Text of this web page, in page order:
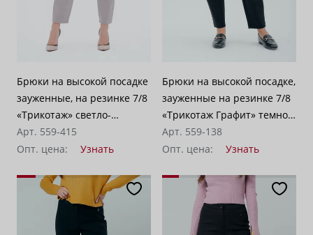
Брюки на высокой посадке
зауженные, на резинке 7/8
«Трикотаж» светло-
бежевые
Арт. 559-415
Опт. цена:
Узнать
Брюки на высокой посадке,
зауженные на резинке 7/8
«Трикотаж Графит» темно-
серые
Арт. 559-138
Опт. цена:
Узнать